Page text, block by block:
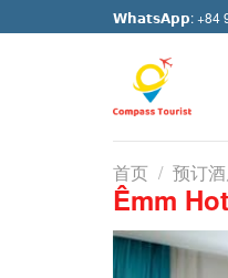
to
𝗪𝗵𝗮𝘁𝘀𝗔𝗽𝗽: +84
首页 / 预订
Êmm